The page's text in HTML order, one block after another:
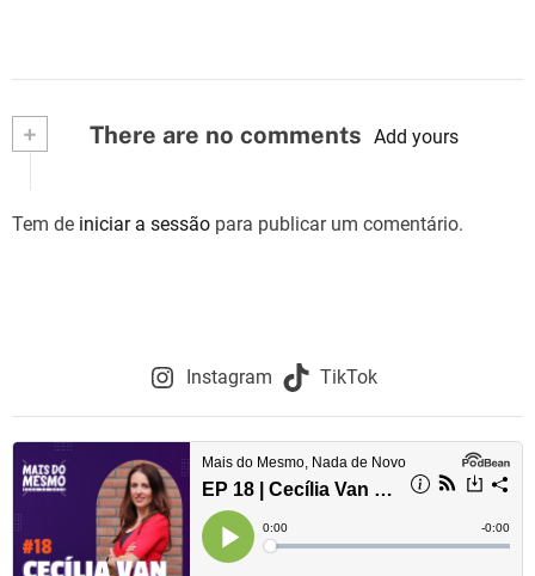
+ There are no comments Add yours
Tem de iniciar a sessão para publicar um comentário.
Instagram TikTok